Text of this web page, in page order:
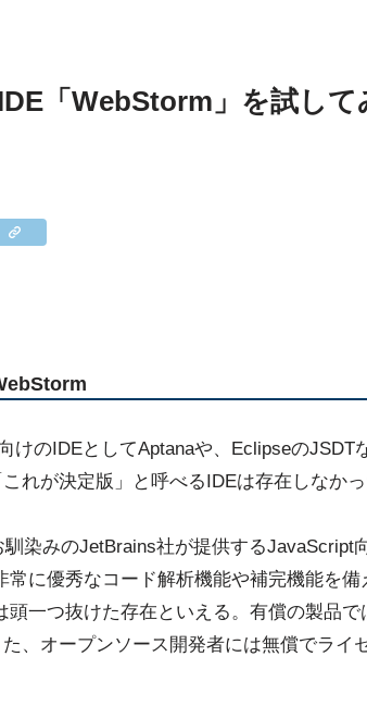
「WebStorm」を試して
けのIDEとしてAptanaや、EclipseのJSDT
れが決定版」と呼べるIDEは存在しなかっ
染みのJetBrains社が提供するJavaScript
常に優秀なコード解析機能や補完機能を
頭一つ抜けた存在といえる。有償の製品で
、オープンソース開発者には無償でライ